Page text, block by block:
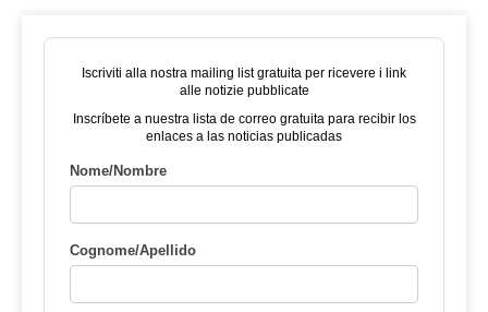
Iscriviti alla nostra mailing list gratuita per ricevere i link
alle notizie pubblicate
Inscríbete a nuestra lista de correo gratuita para recibir los
enlaces a las noticias publicadas
Nome/Nombre
Cognome/Apellido